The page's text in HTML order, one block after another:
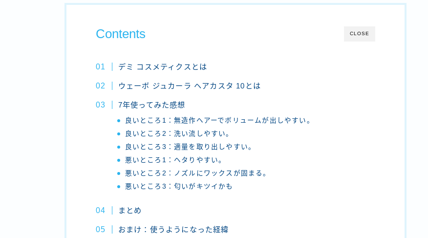
CLOSE
Contents
デミ コスメティクスとは
ウェーボ ジュカーラ ヘアカスタ 10とは
7年使ってみた感想
良いところ1：無造作ヘアーでボリュームが出しやすい。
良いところ2：洗い流しやすい。
良いところ3：適量を取り出しやすい。
悪いところ1：ヘタりやすい。
悪いところ2：ノズルにワックスが固まる。
悪いところ3：匂いがキツイかも
まとめ
おまけ：使うようになった経緯